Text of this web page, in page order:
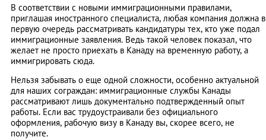
В соответствии с новыми иммиграционными правилами,
приглашая иностранного специалиста, любая компания должна в
первую очередь рассматривать кандидатуры тех, кто уже подал
иммиграционные заявления. Ведь такой человек показал, что
желает не просто приехать в Канаду на временную работу, а
иммигрировать сюда.
Нельзя забывать о еще одной сложности, особенно актуальной
для наших сограждан: иммиграционные службы Канады
рассматривают лишь документально подтвержденный опыт
работы. Если вас трудоустраивали без официального
оформления, рабочую визу в Канаду вы, скорее всего, не
получите.